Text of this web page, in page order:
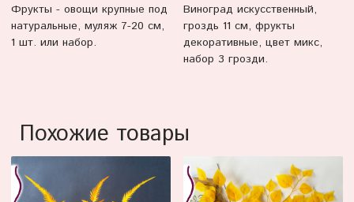
Фрукты - овощи крупные под
натуральные, муляж 7-20 см,
1 шт. или набор.
Виноград искусственный,
гроздь 11 см, фрукты
декоративные, цвет микс,
набор 3 грозди.
Похожие товары